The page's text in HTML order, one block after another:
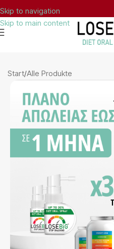
Skip to navigation
Skip to main content
Nahrungsergänzungsmittel Gemeldet bei
Start/Alle Produkte